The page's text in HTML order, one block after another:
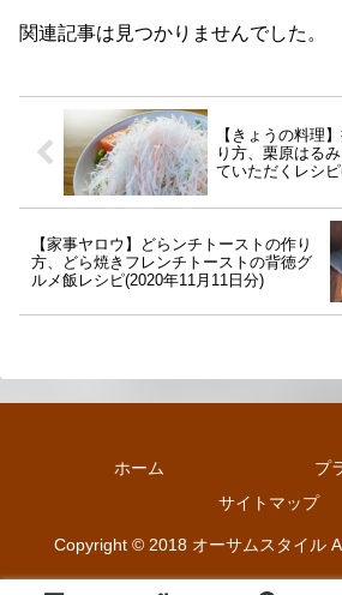
関連記事は見つかりませんでした。
【きょうの料理
り方、栗原はる
ていただくレシ
【家事ヤロウ】どらンチトーストの作り
方、どら焼きフレンチトーストの背徳グ
ルメ飯レシピ(2020年11月11日分)
ホーム
プ
サイトマップ
Copyright © 2018 オーサムスタイル